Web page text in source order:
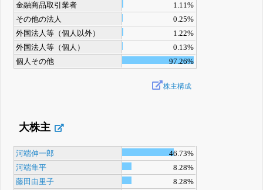
金融商品取引業者
1.11%
その他の法人
0.25%
外国法人等（個人以外）
1.22%
外国法人等（個人）
0.13%
個人その他
97.26%
株主構成
大株主
河端伸一郎
46.73%
河端隼平
8.28%
藤田由里子
8.28%